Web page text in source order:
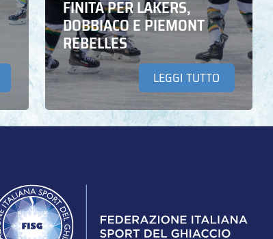
FINITA PER LAKERS,
DOBBIACO E PIEMONT
REBELLES
LEGGI TUTTO